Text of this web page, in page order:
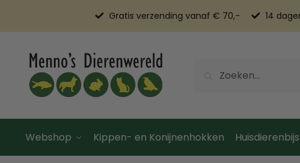
Gratis verzending vanaf € 70,- 14
Webshop Kippen- en Konijnenhokken